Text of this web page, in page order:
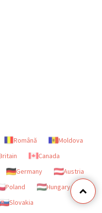
Română
Moldova
Canada
Germany
Austria
Poland
Hungary
Slovakia